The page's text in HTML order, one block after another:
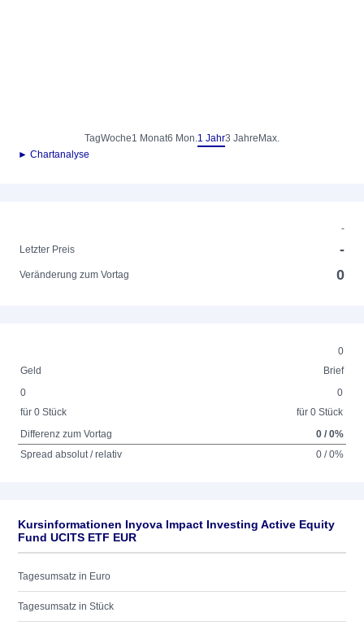
TagWoche1 Monat6 Mon.1 Jahr3 Jahre Max.
► Chartanalyse
-
Letzter Preis
-
Veränderung zum Vortag 0
0
Geld
Brief
0
für 0 Stück
0
für 0 Stück
Differenz zum Vortag
0 / 0%
Spread absolut / relativ
0 / 0%
Kursinformationen Inyova Impact Investing Active Equity
Fund UCITS ETF EUR
Tagesumsatz in Euro
Tagesumsatz in Stück